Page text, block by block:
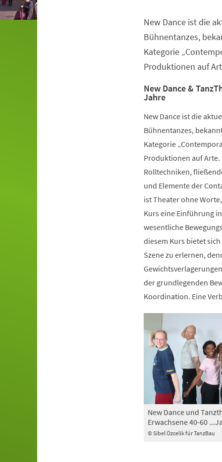
New Dance ist die
Bühnentanzes,
Kategorie
Produktionen auf
New Dance &
Jahre
New Dance ist die
Bühnentanzes,
Kategorie
Produktionen auf Arte.
Rolltechniken,
und Elemente der
ist Theater ohne
Kurs eine Einführung
wesentliche
diesem Kurs bietet
Szene zu erlernen,
der grundlegenden
Koordination. Eine
© Sibel Özcelik für TanzBau
New Dance und
Erwachsene 40-60